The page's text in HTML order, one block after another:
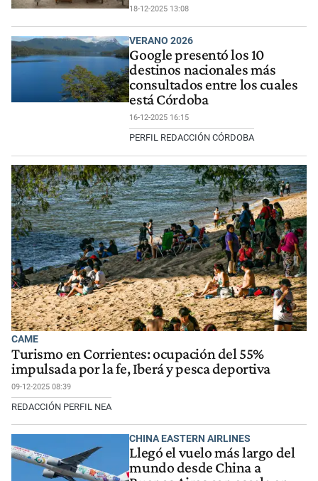
18-12-2025 13:08
VERANO 2026
Google presentó los 10
destinos nacionales más
consultados entre los cuales
está Córdoba
16-12-2025 16:15
PERFIL REDACCIÓN CÓRDOBA
CAME
Turismo en Corrientes: ocupación del 55%
impulsada por la fe, Iberá y pesca deportiva
09-12-2025 08:39
REDACCIÓN PERFIL NEA
CHINA EASTERN AIRLINES
Llegó el vuelo más largo del
mundo desde China a